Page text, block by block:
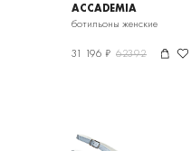
ACCADEMIA
ботильоны женские
31 196 ₽ 62392